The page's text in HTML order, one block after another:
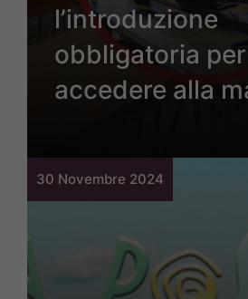
l’introduzione
obbligatoria per
accedere alla
30 Novembre 2024